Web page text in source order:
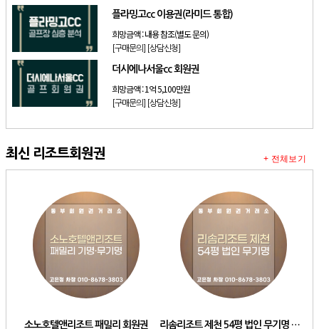
플라밍고cc 이용권(라미드 통합)
희망금액 :내용 참조(별도 문의)
[구매문의] [상담신청]
더시에나서울cc 회원권
희망금액 :1억 5,100만원
[구매문의] [상담신청]
최신 리조트회원권
소노호텔앤리조트 패밀리 회원권 리솜리조트 제천 54평 법인 무기명 회원제
+ 전체보기